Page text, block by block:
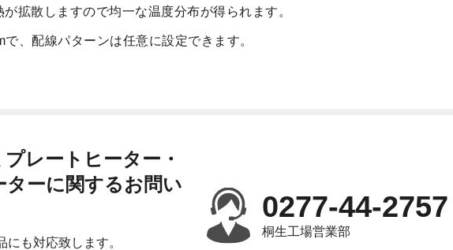
拡散しますので均一な温度分布が得られます。
、配線パターンは任意に設定できます。
レートヒーター・
ーに関するお問い
も対応致します。
0277-44-2757
桐生工場営業部